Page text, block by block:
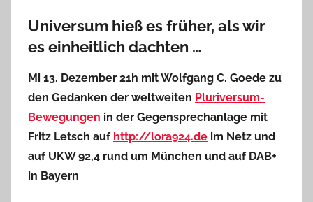
Universum hieß es früher, als wir
es einheitlich dachten …
Mi 13. Dezember 21h mit Wolfgang C. Goede zu
den Gedanken der weltweiten Pluriversum-
Bewegungen in der Gegensprechanlage mit
Fritz Letsch auf http://lora924.de im Netz und
auf UKW 92,4 rund um München und auf DAB+
in Bayern